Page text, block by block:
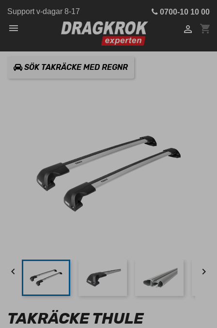
Support v-dagar 8-17 0700-10 10 00
 shopping_cart

SÖK TAKRÄCKE MED REGNR
 
TAKRÄCKE THULE